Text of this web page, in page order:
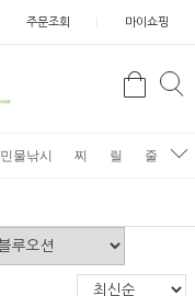
주문조회 마이쇼핑
검
민물낚시 찌 릴 줄